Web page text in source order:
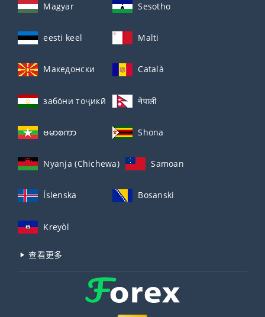
Magyar Sesotho
eesti keel Malti
Македонски Català
забо́ни тоҷикӣ́ नेपाली
ဗမာစကာ Shona
Nyanja (Chichewa) Samoan
Íslenska Bosanski
Kreyòl
查看更多